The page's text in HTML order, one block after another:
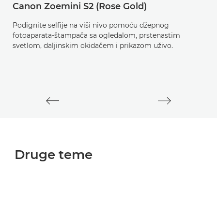
Canon Zoemini S2 (Rose Gold)
Podignite selfije na viši nivo pomoću džepnog
fotoaparata-štampača sa ogledalom, prstenastim
svetlom, daljinskim okidačem i prikazom uživo.
Druge teme